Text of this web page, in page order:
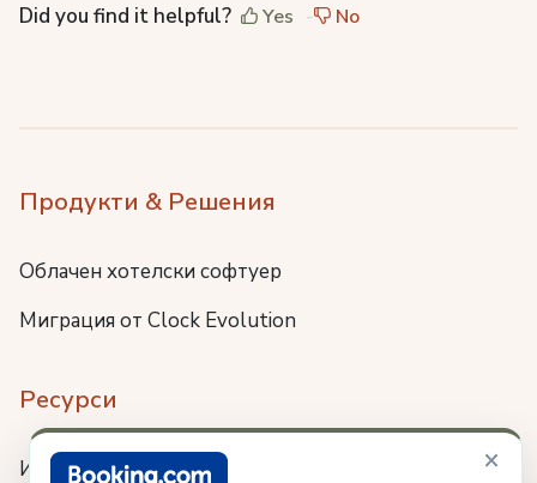
×
Did you find it helpful? Yes No
Продукти & Решения
Облачен хотелски софтуер
Миграция от Clock Evolution
Ресурси
Интеграции